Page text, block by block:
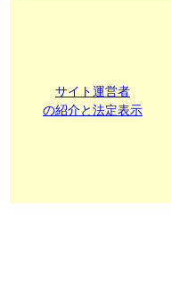
サイト運営者
の紹介と法定表示